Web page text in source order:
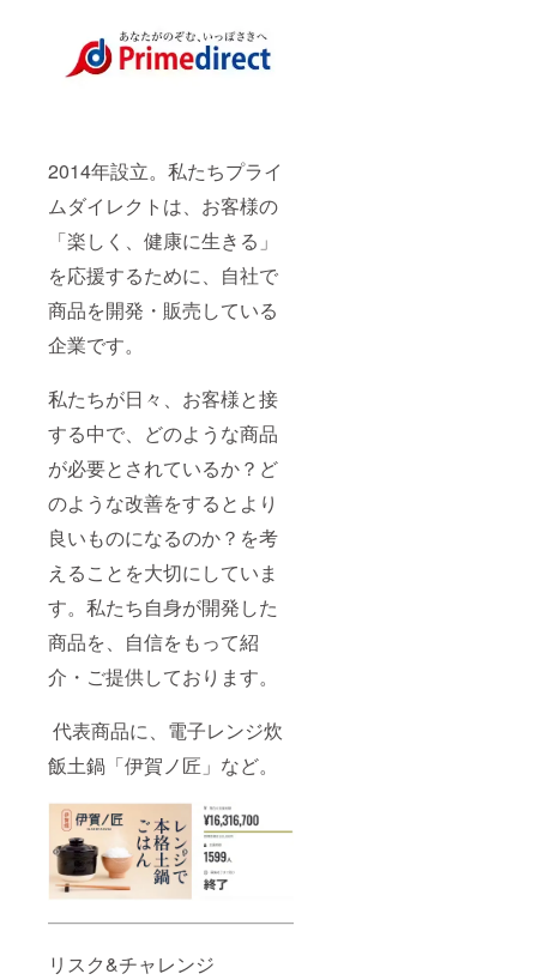
2014年設立。私たちプライ
ムダイレクトは、お客様の
「楽しく、健康に生きる」
を応援するために、自社で
商品を開発・販売している
企業です。
私たちが日々、お客様と接
する中で、どのような商品
が必要とされているか？ど
のような改善をするとより
良いものになるのか？を考
えることを大切にしていま
す。私たち自身が開発した
商品を、自信をもって紹
介・ご提供しております。
代表商品に、電子レンジ炊
飯土鍋「伊賀ノ匠」など。
リスク&チャレンジ